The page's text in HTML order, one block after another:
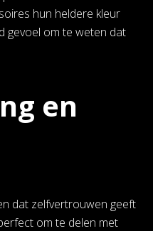
hun heldere kleur
gevoel om te weten dat
en
dat zelfvertrouwen geeft
om te delen met